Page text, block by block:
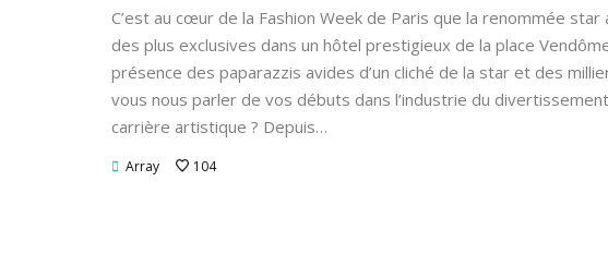
C’est au cœur de la Fashion Week de Paris que la renommée
des plus exclusives dans un hôtel prestigieux de la place
présence des paparazzis avides d’un cliché de la star et des
vous nous parler de vos débuts dans l’industrie du
carrière artistique ? Depuis…
Array 104